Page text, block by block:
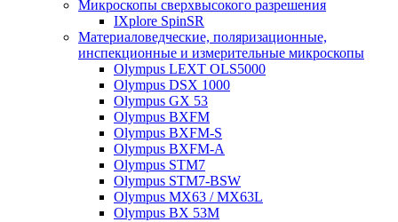
Микроскопы сверхвысокого разрешения
IXplore SpinSR
Материаловедческие, поляризационные,
инспекционные и измерительные микроскопы
Olympus LEXT OLS5000
Olympus DSX 1000
Olympus GX 53
Olympus BXFM
Olympus BXFM-S
Olympus BXFM-A
Olympus STM7
Olympus STM7-BSW
Olympus MX63 / MX63L
Olympus BX 53M